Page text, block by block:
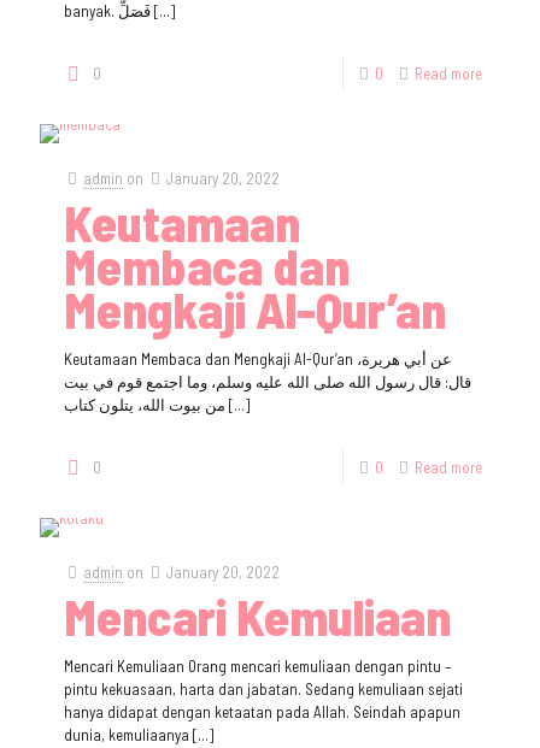
banyak. فَصَلِّ[…]
0 0 Read more
admin on January 20, 2022
Keutamaan
Membaca dan
Mengkaji Al-Qur’an
Keutamaan Membaca dan Mengkaji Al-Qur’an عن أبي هريرة،
قال: قال رسول الله صلى الله عليه وسلم، وما اجتمع قوم في بيت
من بيوت الله، يتلون كتاب […]
0 0 Read more
admin on January 20, 2022
Mencari Kemuliaan
Mencari Kemuliaan Orang mencari kemuliaan dengan pintu –
pintu kekuasaan, harta dan jabatan. Sedang kemuliaan sejati
hanya didapat dengan ketaatan pada Allah. Seindah apapun
dunia, kemuliaanya […]